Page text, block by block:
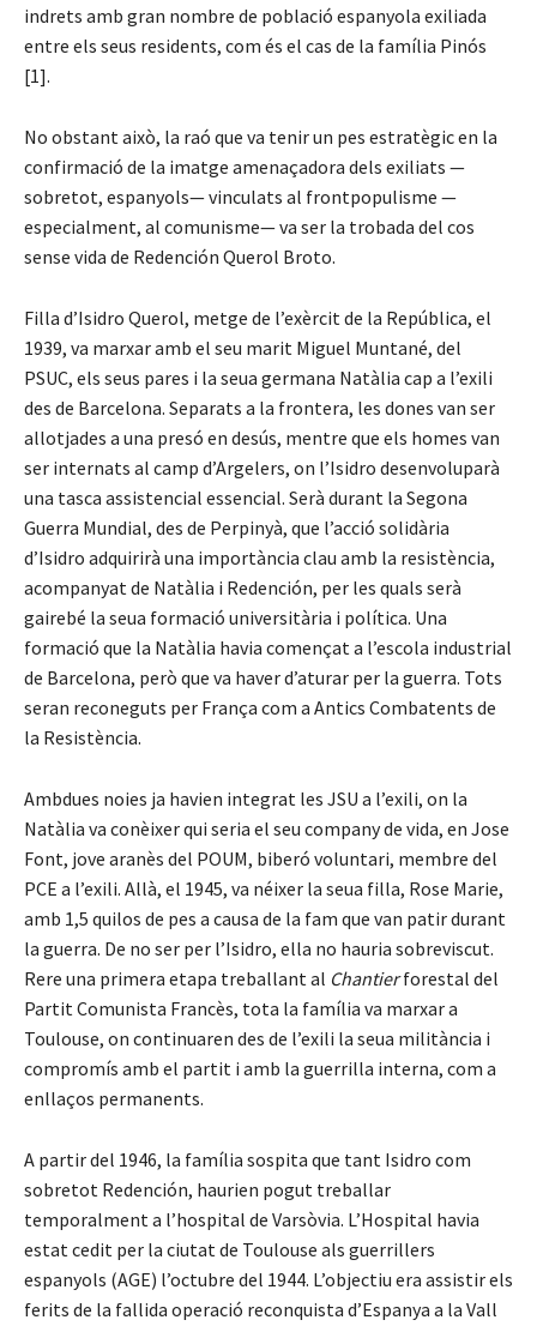
indrets amb gran nombre de població espanyola exiliada
entre els seus residents, com és el cas de la família Pinós
[1].
No obstant això, la raó que va tenir un pes estratègic en la
confirmació de la imatge amenaçadora dels exiliats —
sobretot, espanyols— vinculats al frontpopulisme —
especialment, al comunisme— va ser la trobada del cos
sense vida de Redención Querol Broto.
Filla d’Isidro Querol, metge de l’exèrcit de la República, el
1939, va marxar amb el seu marit Miguel Muntané, del
PSUC, els seus pares i la seua germana Natàlia cap a l’exili
des de Barcelona. Separats a la frontera, les dones van ser
allotjades a una presó en desús, mentre que els homes van
ser internats al camp d’Argelers, on l’Isidro desenvoluparà
una tasca assistencial essencial. Serà durant la Segona
Guerra Mundial, des de Perpinyà, que l’acció solidària
d’Isidro adquirirà una importància clau amb la resistència,
acompanyat de Natàlia i Redención, per les quals serà
gairebé la seua formació universitària i política. Una
formació que la Natàlia havia començat a l’escola industrial
de Barcelona, però que va haver d’aturar per la guerra. Tots
seran reconeguts per França com a Antics Combatents de
la Resistència.
Ambdues noies ja havien integrat les JSU a l’exili, on la
Natàlia va conèixer qui seria el seu company de vida, en Jose
Font, jove aranès del POUM, biberó voluntari, membre del
PCE a l’exili. Allà, el 1945, va néixer la seua filla, Rose Marie,
amb 1,5 quilos de pes a causa de la fam que van patir durant
la guerra. De no ser per l’Isidro, ella no hauria sobreviscut.
Rere una primera etapa treballant al Chantierforestal del
Partit Comunista Francès, tota la família va marxar a
Toulouse, on continuaren des de l’exili la seua militància i
compromís amb el partit i amb la guerrilla interna, com a
enllaços permanents.
A partir del 1946, la família sospita que tant Isidro com
sobretot Redención, haurien pogut treballar
temporalment a l’hospital de Varsòvia. L’Hospital havia
estat cedit per la ciutat de Toulouse als guerrillers
espanyols (AGE) l’octubre del 1944. L’objectiu era assistir els
ferits de la fallida operació reconquista d’Espanya a la Vall